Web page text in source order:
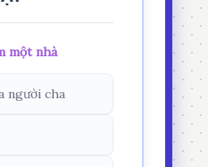
một nhà
người cha